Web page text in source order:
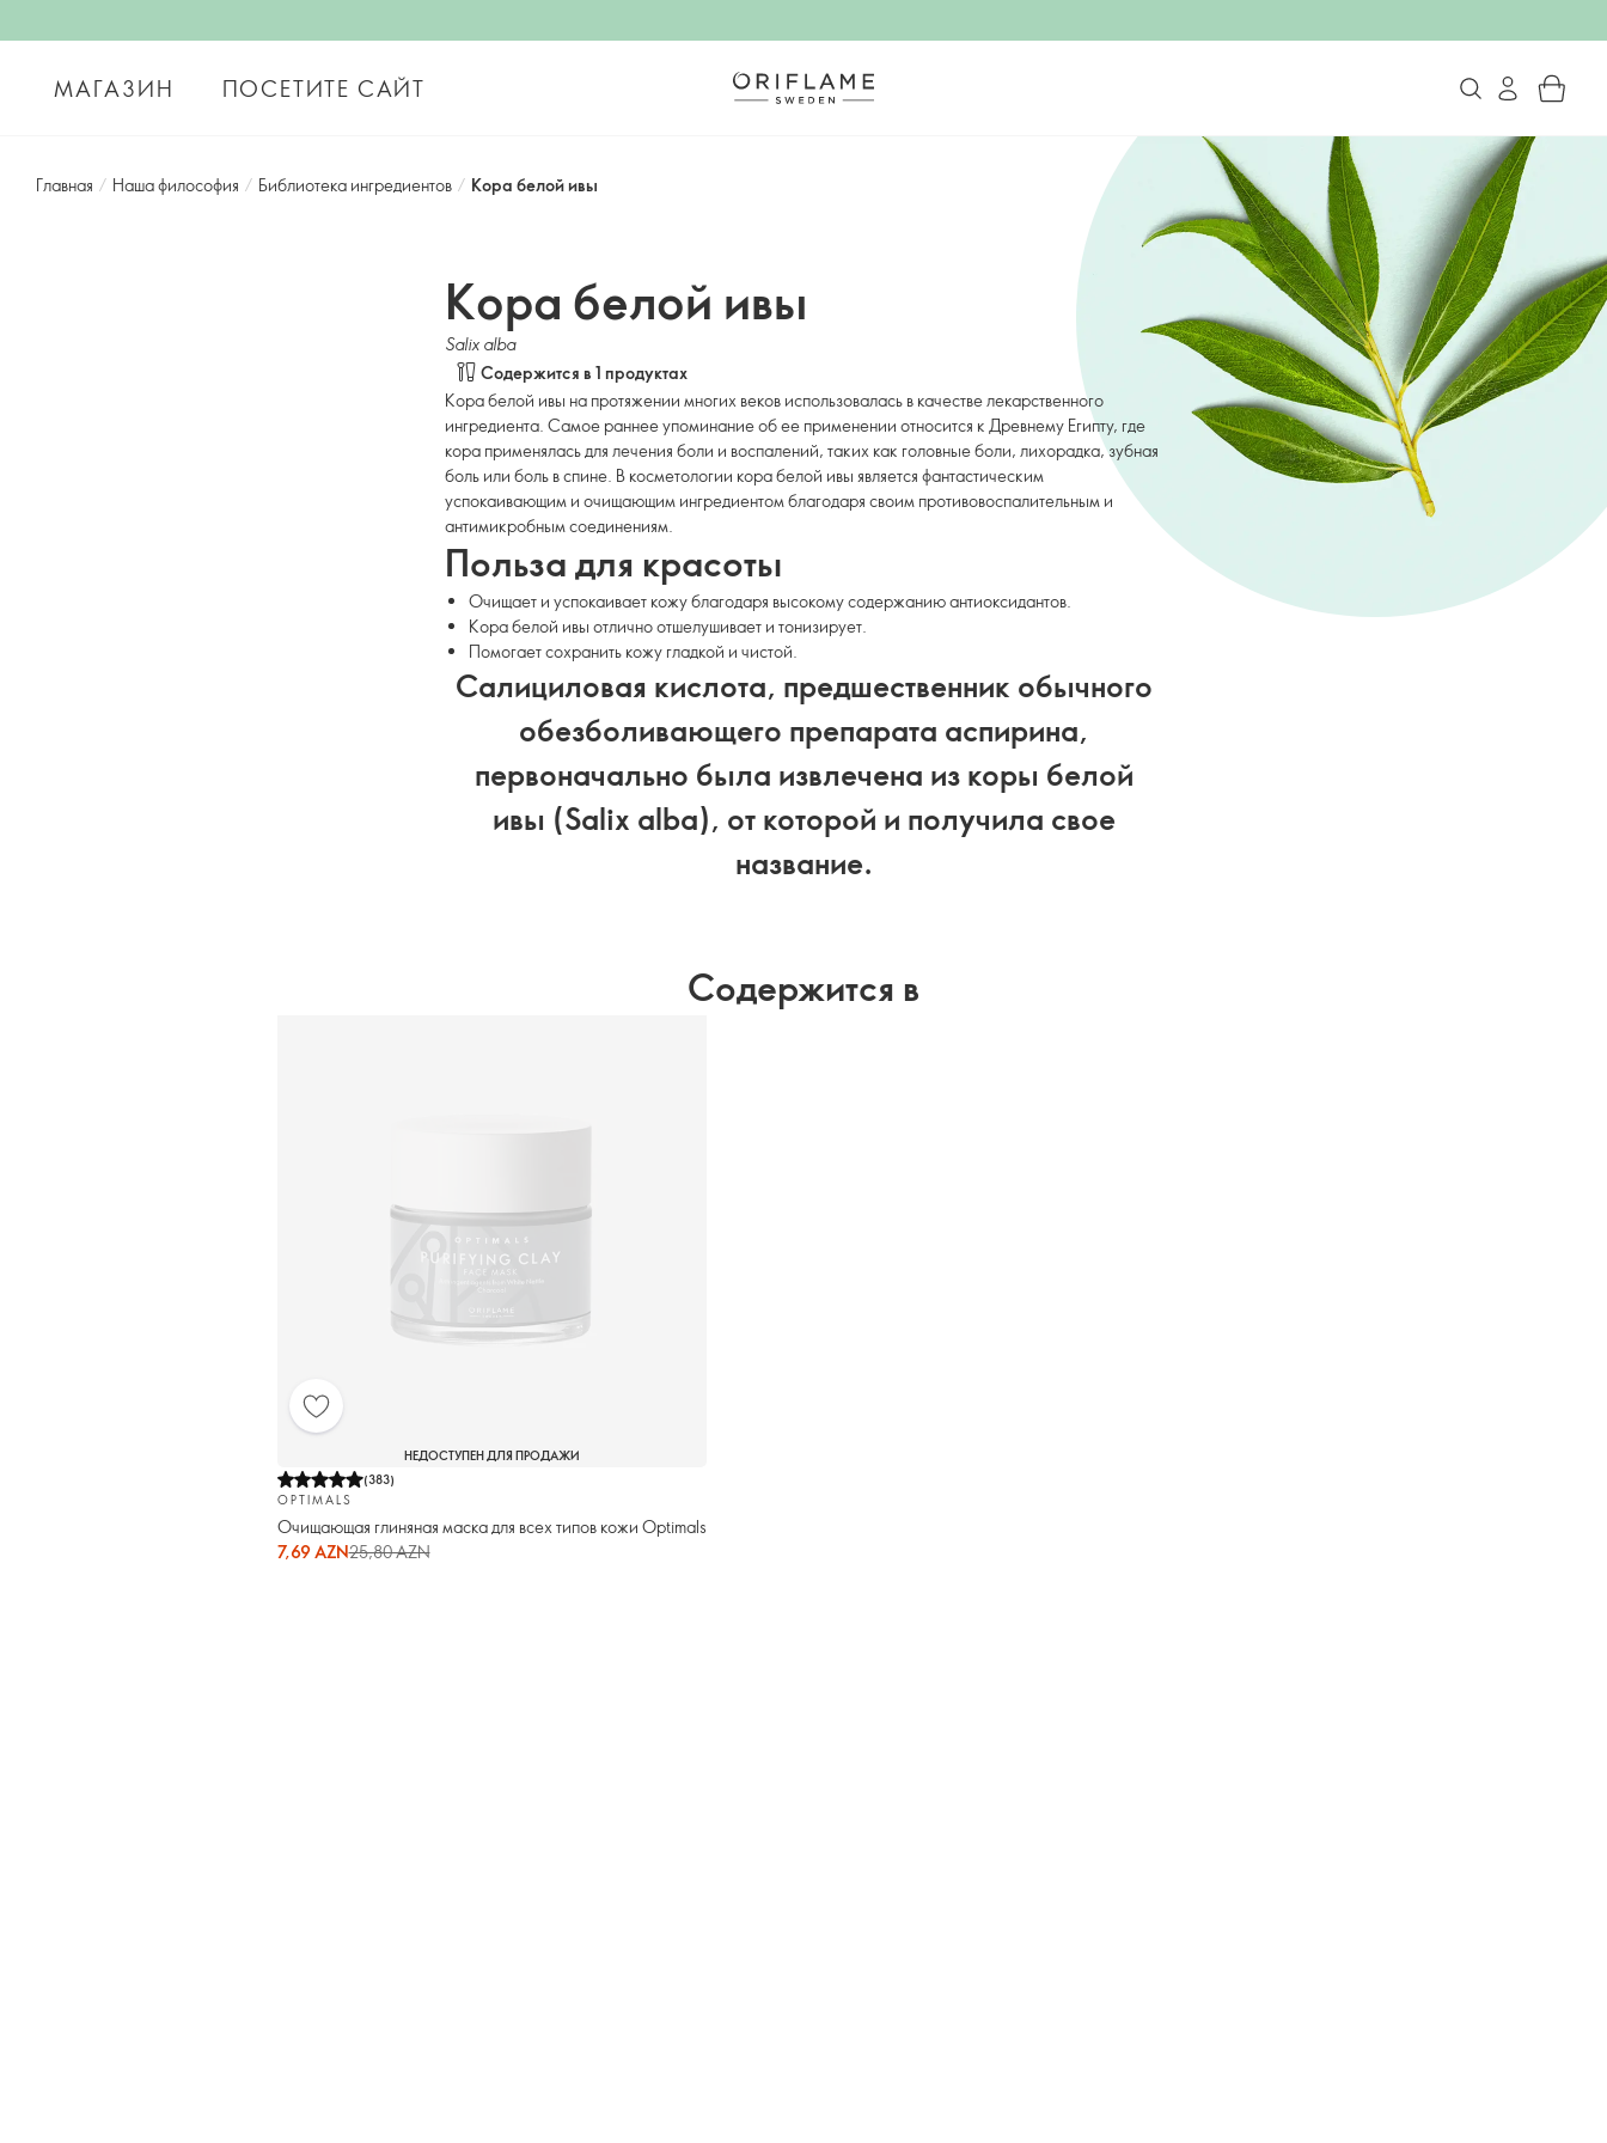
МАГАЗИН ПОСЕТИТЕ САЙТ
Главная / Наша философия / Библиотека ингредиентов / Кора белой ивы
Кора белой ивы
Salix alba
Содержится в 1 продуктах
Кора белой ивы на протяжении многих веков использовалась в качестве лекарственного
ингредиента. Самое раннее упоминание об ее применении относится к Древнему Египту, где
кора применялась для лечения боли и воспалений, таких как головные боли, лихорадка, зубная
боль или боль в спине. В косметологии кора белой ивы является фантастическим
успокаивающим и очищающим ингредиентом благодаря своим противовоспалительным и
антимикробным соединениям.
Польза для красоты
Очищает и успокаивает кожу благодаря высокому содержанию антиоксидантов.
Кора белой ивы отлично отшелушивает и тонизирует.
Помогает сохранить кожу гладкой и чистой.
Салициловая кислота, предшественник обычного
обезболивающего препарата аспирина,
первоначально была извлечена из коры белой
ивы (Salix alba), от которой и получила свое
название.
Содержится в
НЕДОСТУПЕН ДЛЯ ПРОДАЖИ
(383)
OPTIMALS
Очищающая глиняная маска для всех типов кожи Optimals
7,69 AZN25,80 AZN